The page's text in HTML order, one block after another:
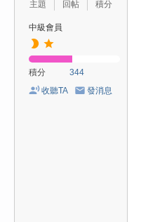
主題
回帖
積分
中級會員
積分
344
收聽TA
發消息